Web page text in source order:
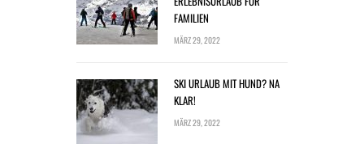
FAMILIEN
MÄRZ 29, 2022
SKI URLAUB MIT HUND? NA
KLAR!
MÄRZ 29, 2022